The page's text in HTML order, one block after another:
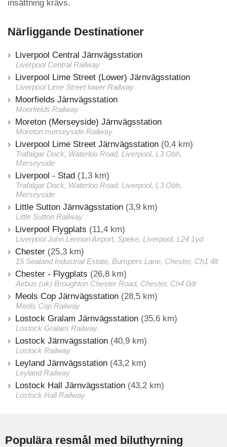
insättning krävs.
Närliggande Destinationer
Liverpool Central Järnvägsstation
Liverpool Central Railway
Liverpool Lime Street (Lower) Järnvägsstation
Liverpool Lime Street lower Railway
Moorfields Järnvägsstation
Moorfields Railway
Moreton (Merseyside) Järnvägsstation
Moreton merseyside Railway
Liverpool Lime Street Järnvägsstation (0,4 km)
Trafalgar Dock, Waterloo Road, Liverpool, L3 Obh,
Merseyside
Liverpool - Stad (1,3 km)
Trafalgar Dock, Waterloo Road, Liverpool, L3 Obh,
Merseyside
Little Sutton Järnvägsstation (3,9 km)
Little Sutton Railway
Liverpool Flygplats (11,4 km)
Liverpool John Lennon Airport, Speke, Liverpool, L24 1yd
Chester (25,3 km)
15 Sealand Industrial Estate, Bumpers Lane, Chester, Ch1 4lt
Chester - Flygplats (26,8 km)
Airbus (uk) Broughton Chester Road, Chester, Ch4 0dr
Meols Cop Järnvägsstation (28,5 km)
Meols Cop Railway
Lostock Gralam Järnvägsstation (35,6 km)
Lostock Gralam Railway
Lostock Järnvägsstation (40,9 km)
Lostock Railway
Leyland Järnvägsstation (43,2 km)
Leyland Railway
Lostock Hall Järnvägsstation (43,2 km)
Lostock Hall Railway
Populära resmål med biluthyrning